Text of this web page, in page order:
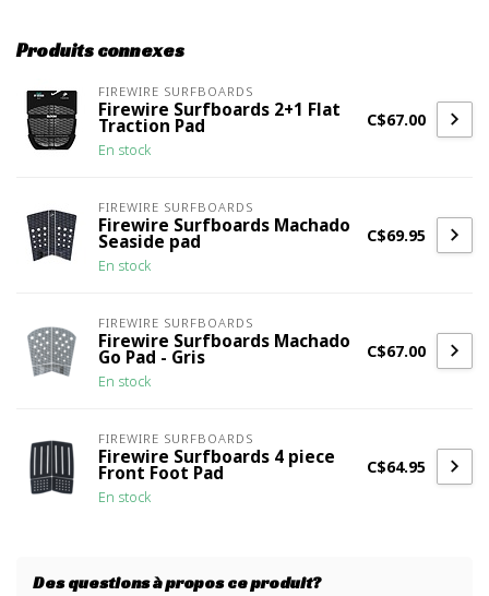
Produits connexes
FIREWIRE SURFBOARDS
Firewire Surfboards 2+1 Flat
Traction Pad
En stock
C$67.00
FIREWIRE SURFBOARDS
Firewire Surfboards Machado
Seaside pad
En stock
C$69.95
FIREWIRE SURFBOARDS
Firewire Surfboards Machado
Go Pad - Gris
En stock
C$67.00
FIREWIRE SURFBOARDS
Firewire Surfboards 4 piece
Front Foot Pad
En stock
C$64.95
Des questions à propos ce produit?